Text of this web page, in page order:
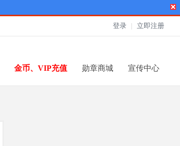
登录 立即注册
金币、VIP充值 勋章商城 宣传中心